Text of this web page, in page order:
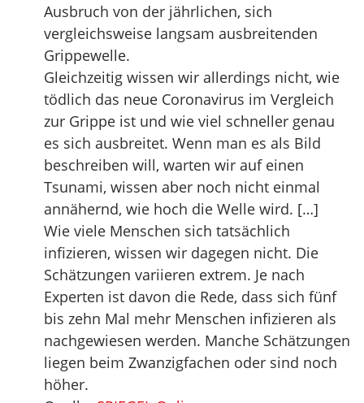
Ausbruch von der jährlichen, sich
vergleichsweise langsam ausbreitenden
Grippewelle.
Gleichzeitig wissen wir allerdings nicht, wie
tödlich das neue Coronavirus im Vergleich
zur Grippe ist und wie viel schneller genau
es sich ausbreitet. Wenn man es als Bild
beschreiben will, warten wir auf einen
Tsunami, wissen aber noch nicht einmal
annähernd, wie hoch die Welle wird. […]
Wie viele Menschen sich tatsächlich
infizieren, wissen wir dagegen nicht. Die
Schätzungen variieren extrem. Je nach
Experten ist davon die Rede, dass sich fünf
bis zehn Mal mehr Menschen infizieren als
nachgewiesen werden. Manche Schätzungen
liegen beim Zwanzigfachen oder sind noch
höher.